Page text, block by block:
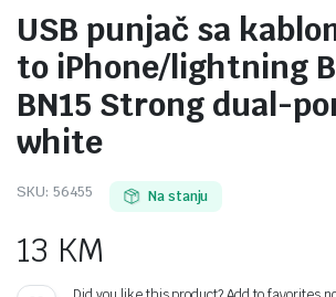
USB punjač sa
to iPhone/lightning
BN15 Strong dual-
white
SKU: 56455 Na stanju
13 KM